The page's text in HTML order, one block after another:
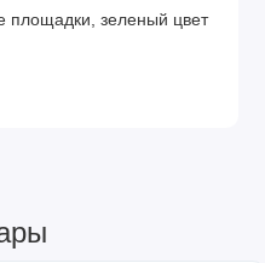
площадки, зеленый цвет